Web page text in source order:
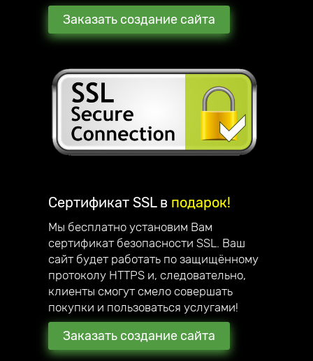
Заказать создание сайта
Сертификат SSL в подарок!
Мы бесплатно установим Вам
сертификат безопасности SSL. Ваш
сайт будет работать по защищённому
протоколу HTTPS и, следовательно,
клиенты смогут смело совершать
покупки и пользоваться услугами!
Заказать создание сайта